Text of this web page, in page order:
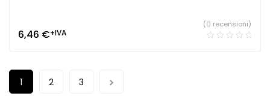
6,46 €+IVA
(0 recensioni)
1 2 3